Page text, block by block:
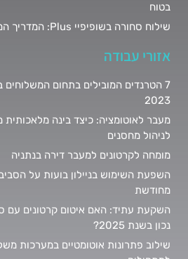
בטוח
שילוח סחורה בשופיפיי Plus: המדריך המלא להפחתת פחמן
אזורי עבודה
2023
לניהול מחסנים
מומחה לקרטונים למעבר דירה בנתניה
השפעת השימוש בניילון בועות על
מחודשת
השקעת עתיד: האם איטום קרטונים עם
נכון בשנת 2025?
שילוב פתרונות אוטומטיים במערכות